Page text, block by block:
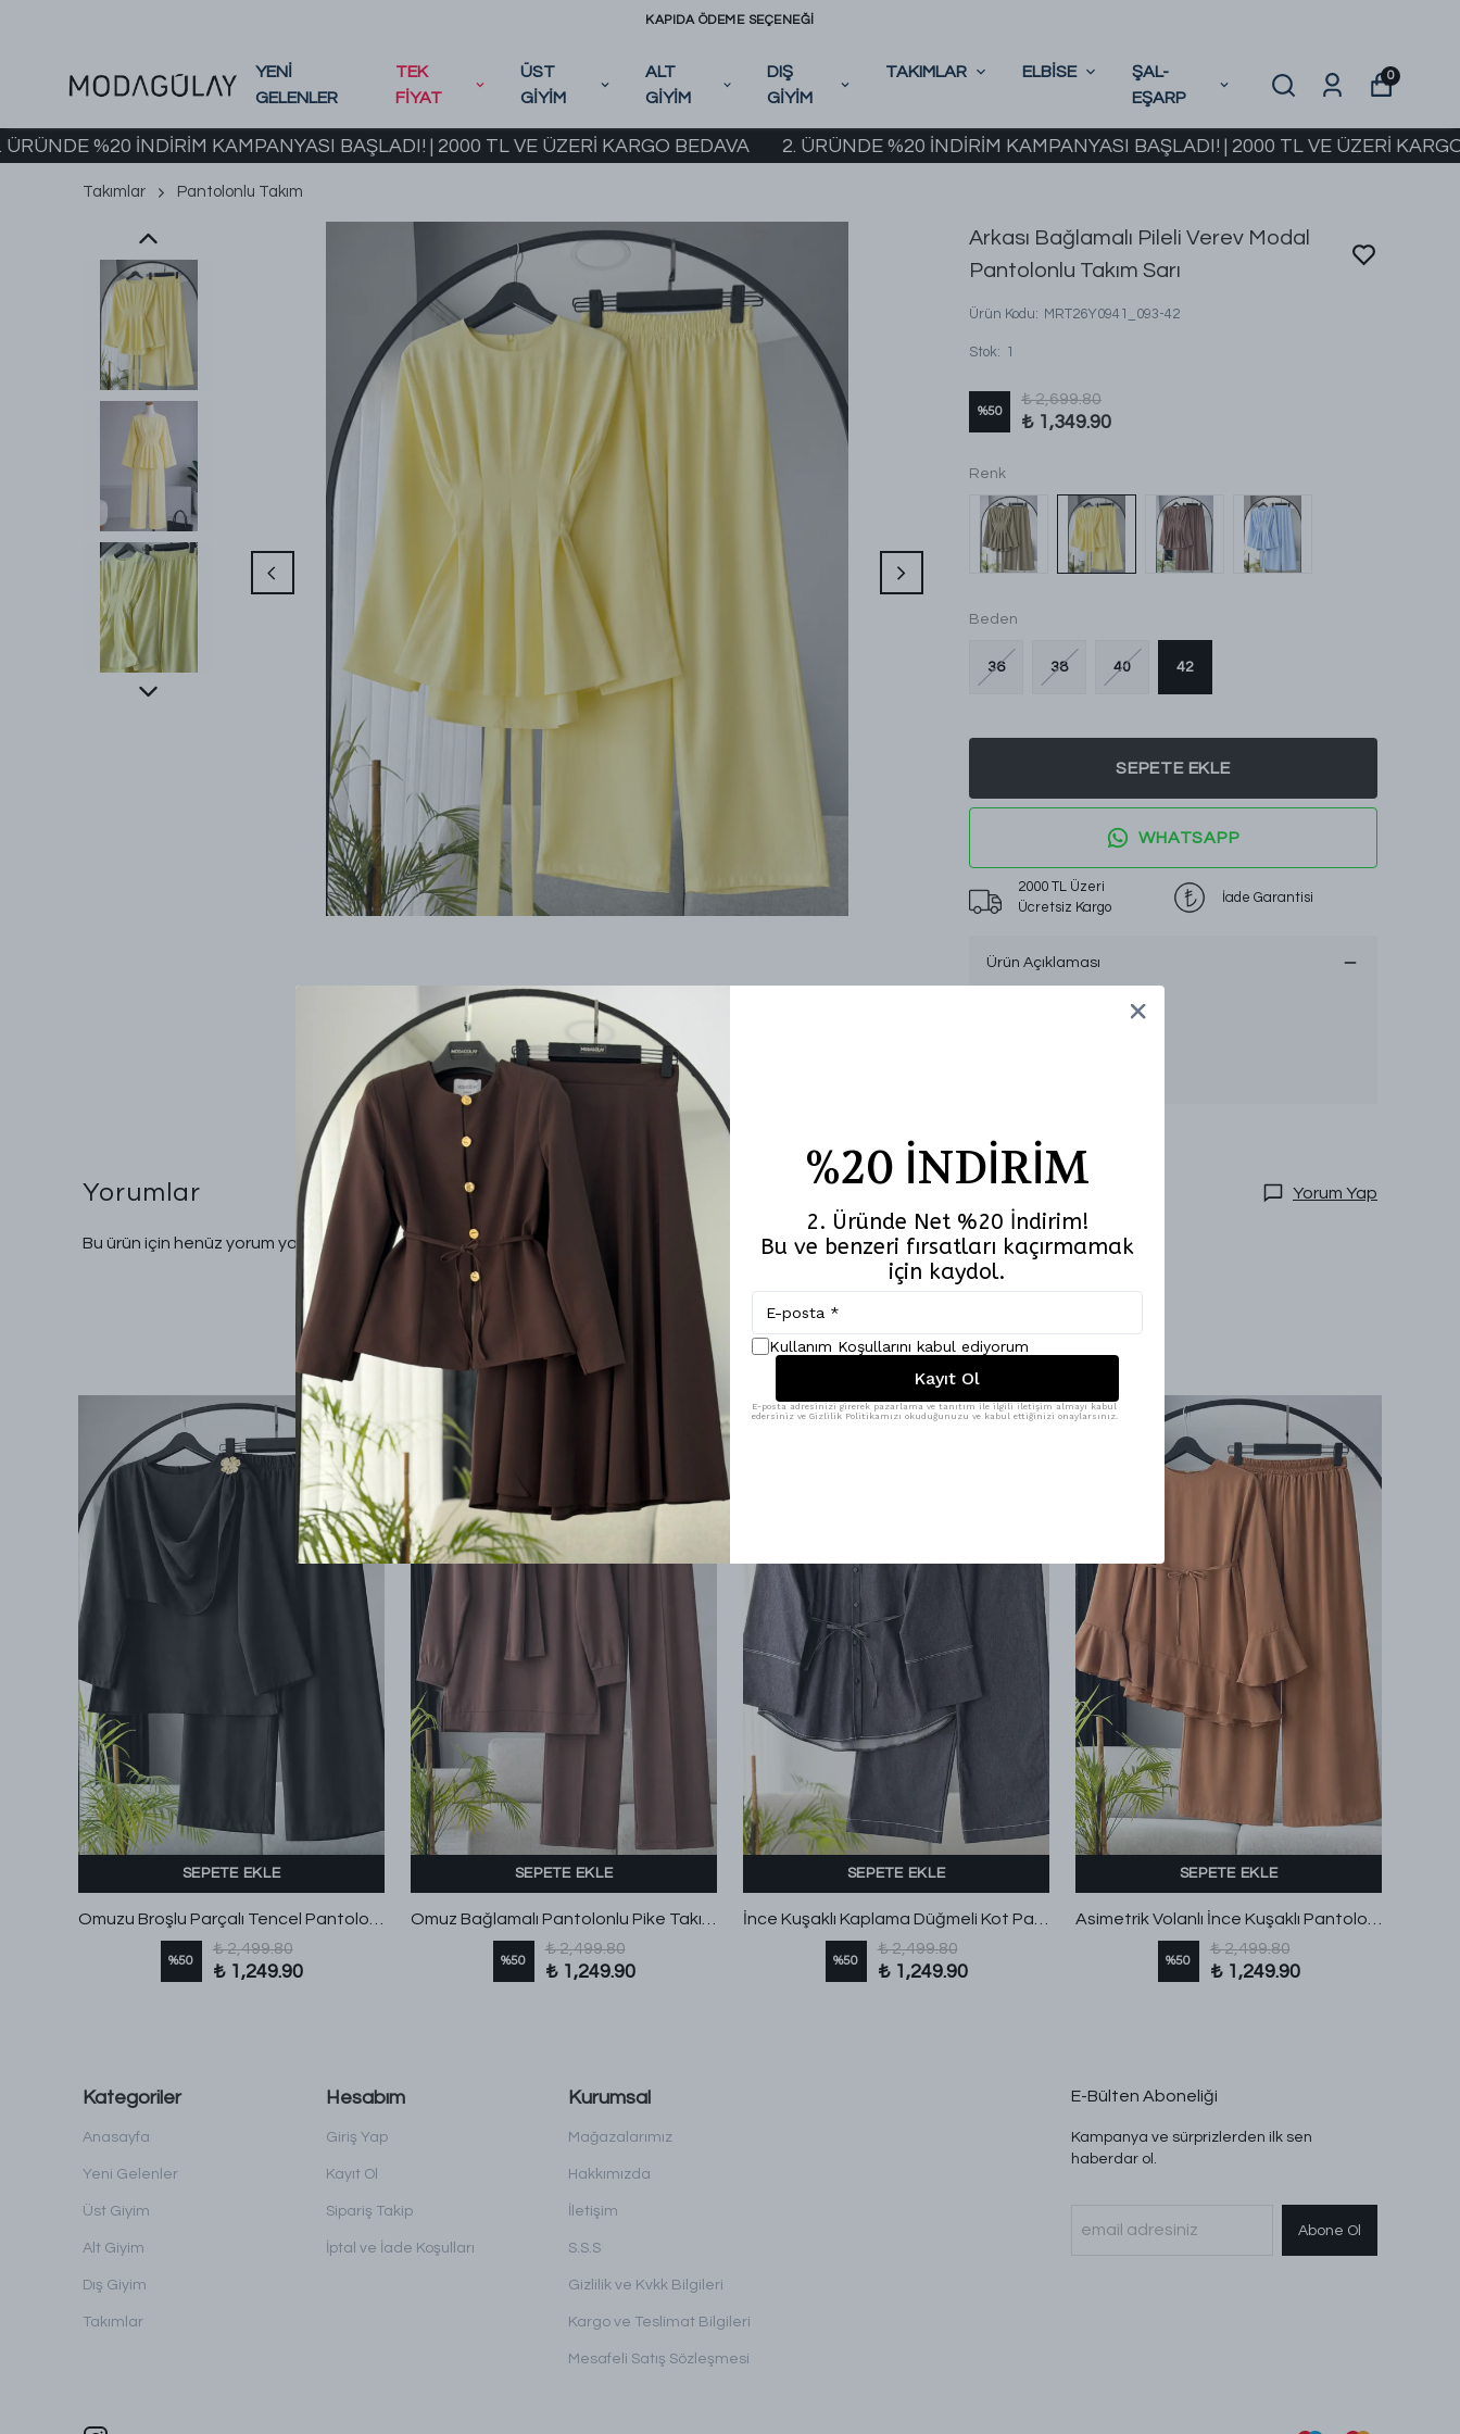
KAPIDA ÖDEME SEÇENEĞİ
YENİ
GELENLER
TEK
FİYAT
ÜST
GİYİM
ALT
GİYİM
DIŞ
GİYİM
TAKIMLAR ELBİSE
ŞAL-
EŞARP
0
%20 İNDİRİM KAMPANYASI BAŞLADI! | 2000 TL VE ÜZERİ KARGO BEDAVA 2. ÜRÜNDE %20 İNDİRİM KAMPANYASI BAŞLADI! | 2000 TL VE ÜZERİ KARGO
Takımlar Pantolonlu Takım
Arkası Bağlamalı Pileli Verev Modal
Pantolonlu Takım Sarı
Ürün Kodu: MRT26Y0941_093-42
Stok: 1
%50
₺ 2,699.80
₺ 1,349.90
Renk
Beden
36 38 40 42
SEPETE EKLE
WHATSAPP
2000 TL Üzeri
Ücretsiz Kargo
İade Garantisi
Ürün Açıklaması
Yorumlar Yorum Yap
Bu ürün için henüz yorum yapılmamış.
Benzer Ürünler
SEPETE EKLE
Omuzu Broşlu Parçalı Tencel Pantolonlu Takım Siyah
%50
₺ 2,499.80
₺ 1,249.90
SEPETE EKLE
Omuz Bağlamalı Pantolonlu Pike Takım Kahve
%50
₺ 2,499.80
₺ 1,249.90
SEPETE EKLE
İnce Kuşaklı Kaplama Düğmeli Kot Pantolonlu Takım Antrasit
%50
₺ 2,499.80
₺ 1,249.90
SEPETE EKLE
Asimetrik Volanlı İnce Kuşaklı Pantolonlu Modal Takım Tarçın
%50
₺ 2,499.80
₺ 1,249.90
Kategoriler
Anasayfa
Yeni Gelenler
Üst Giyim
Alt Giyim
Dış Giyim
Takımlar
Hesabım
Giriş Yap
Kayıt Ol
Sipariş Takip
İptal ve İade Koşulları
Kurumsal
Mağazalarımız
Hakkımızda
İletişim
S.S.S
Gizlilik ve Kvkk Bilgileri
Kargo ve Teslimat Bilgileri
Mesafeli Satış Sözleşmesi
E-Bülten Aboneliği
Kampanya ve sürprizlerden ilk sen
haberdar ol.
Abone Ol
%20 İNDİRİM
2. Üründe Net %20 İndirim!
Bu ve benzeri fırsatları kaçırmamak
için kaydol.
Kullanım Koşullarını kabul ediyorum
Kayıt Ol
E-posta adresinizi girerek pazarlama ve tanıtım ile ilgili iletişim almayı kabul
edersiniz ve Gizlilik Politikamızı okuduğunuzu ve kabul ettiğinizi onaylarsınız.